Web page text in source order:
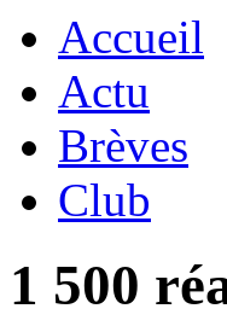
Accueil
Actu
Brèves
Club
1 500